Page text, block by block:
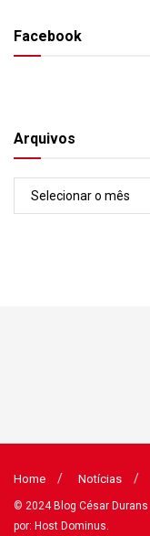
Facebook
Arquivos
Home Notícias
© 2024Blog César Durans
por: Host Dominus